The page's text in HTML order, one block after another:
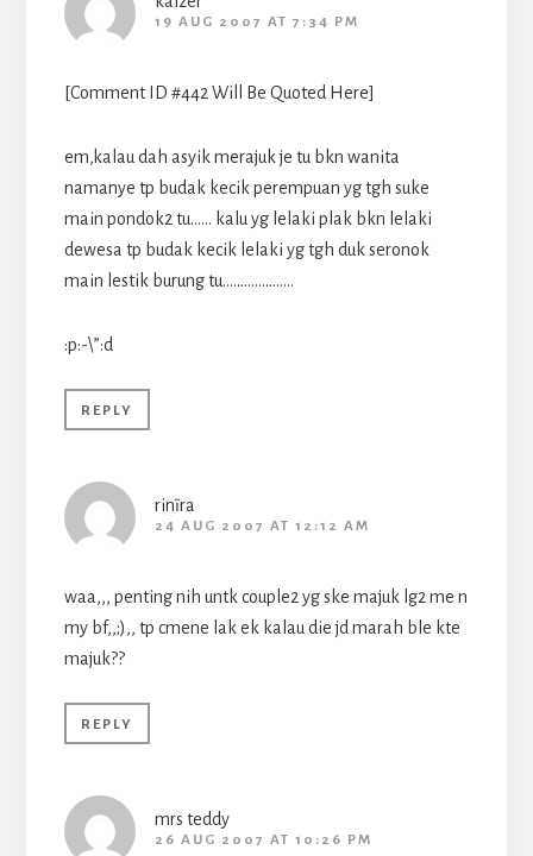
19 AUG 2007 AT 7:34 PM
[Comment ID #442 Will Be Quoted Here]
em,kalau dah asyik merajuk je tu bkn wanita
namanye tp budak kecik perempuan yg tgh suke
main pondok2 tu…… kalu yg lelaki plak bkn lelaki
dewesa tp budak kecik lelaki yg tgh duk seronok
main lestik burung tu………………..
:p:-\”:d
REPLY
rin~ira
24 AUG 2007 AT 12:12 AM
waa,,, penting nih untk couple2 yg ske majuk lg2 me n
my bf,,;),, tp cmene lak ek kalau die jd marah ble kte
majuk??
REPLY
mrs teddy
26 AUG 2007 AT 10:26 PM